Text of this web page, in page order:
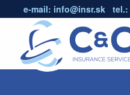
e-mail: info@insr.sktel.: